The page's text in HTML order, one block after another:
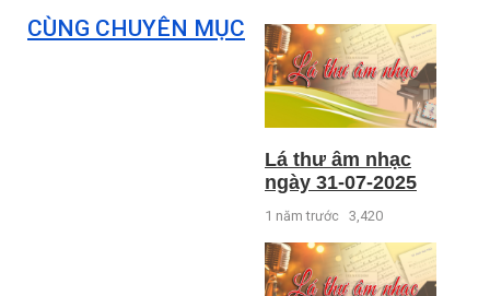
CÙNG CHUYÊN MỤC
Lá thư âm nhạc
ngày 31-07-2025
1 năm trước 3,420